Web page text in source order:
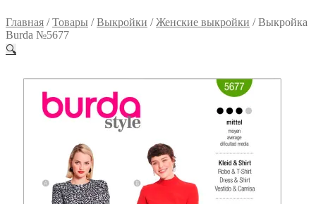
Главная /Товары /Выкройки /Женские выкройки /Выкройка
Burda №5677
🔍